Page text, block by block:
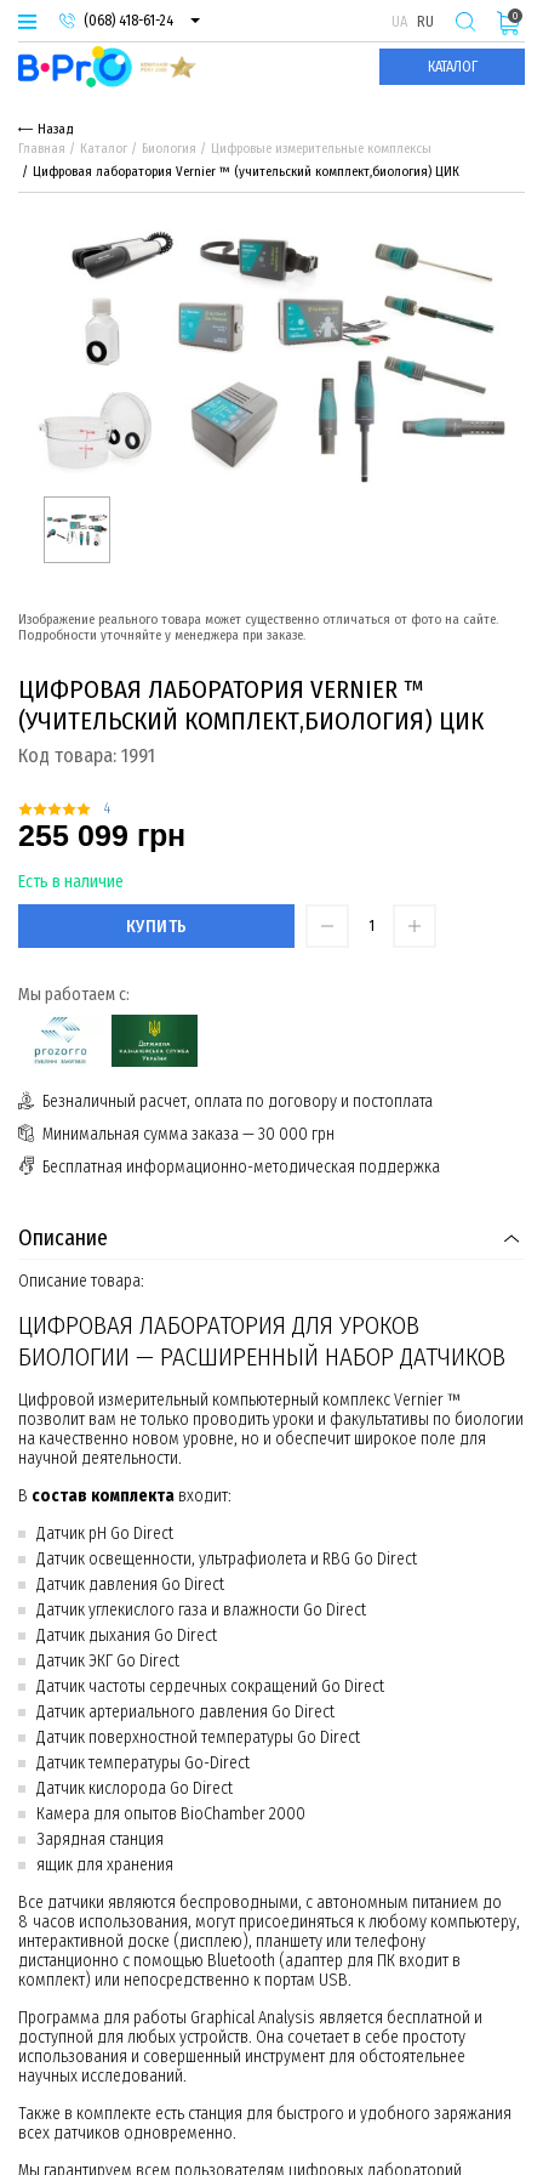
(068) 418-61-24
(093) 974-66-94
(095) 987-29-55
UA RU
КАТАЛОГ
0
Назад
Главная
Каталог Биология
Цифровые измерительные комплексы
Цифровая лаборатория Vernier ™ (учительский комплект,биология) ЦИК
Изображение реального товара может существенно отличаться от фото на сайте.
Подробности уточняйте у менеджера при заказе.
ЦИФРОВАЯ ЛАБОРАТОРИЯ VERNIER ™
(УЧИТЕЛЬСКИЙ КОМПЛЕКТ,БИОЛОГИЯ) ЦИК
Код товара: 1991
4
255 099 грн
Есть в наличие
КУПИТЬ
Мы работаем с:
Безналичный расчет, оплата по договору и постоплата
Минимальная сумма заказа — 30 000 грн
Бесплатная информационно-методическая поддержка
Описание
Описание товара:
ЦИФРОВАЯ ЛАБОРАТОРИЯ ДЛЯ УРОКОВ
БИОЛОГИИ — РАСШИРЕННЫЙ НАБОР ДАТЧИКОВ
Цифровой измерительный компьютерный комплекс Vernier ™
позволит вам не только проводить уроки и факультативы по биологии
на качественно новом уровне, но и обеспечит широкое поле для
научной деятельности.
В состав комплекта входит:
Датчик рН Go Direct
Датчик освещенности, ультрафиолета и RBG Go Direct
Датчик давления Go Direct
Датчик углекислого газа и влажности Go Direct
Датчик дыхания Go Direct
Датчик ЭКГ Go Direct
Датчик частоты сердечных сокращений Go Direct
Датчик артериального давления Go Direct
Датчик поверхностной температуры Go Direct
Датчик температуры Go-Direct
Датчик кислорода Go Direct
Камера для опытов BioChamber 2000
Зарядная станция
ящик для хранения
Все датчики являются беспроводными, с автономным питанием до
8 часов использования, могут присоединяться к любому компьютеру,
интерактивной доске (дисплею), планшету или телефону
дистанционно с помощью Bluetooth (адаптер для ПК входит в
комплект) или непосредственно к портам USB.
Программа для работы Graphical Analysis является бесплатной и
доступной для любых устройств. Она сочетает в себе простоту
использования и совершенный инструмент для обстоятельнее
научных исследований.
Также в комплекте есть станция для быстрого и удобного заряжания
всех датчиков одновременно.